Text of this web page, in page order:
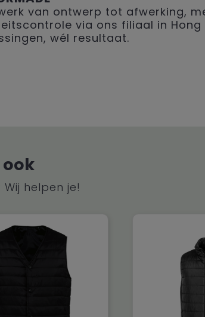
van ontwerp tot afwerking,
via ons filiaal in Hong
wél resultaat.
helpen je!